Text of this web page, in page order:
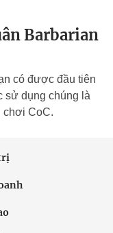
Barbarian
có được đầu tiên
sử dụng chúng là
chơi CoC.